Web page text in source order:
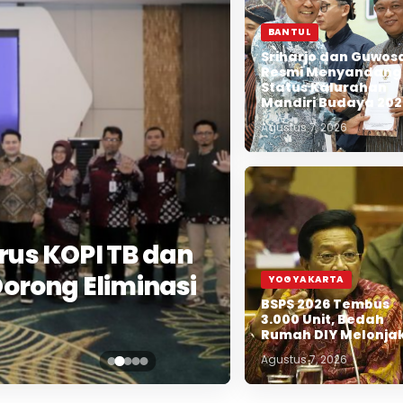
KOPI TB dan
Eliminasi
BANTUL
Sriharjo dan
Resmi Menyandang
Status Kalurahan
Mandiri Budaya
Agustus 7, 2026
YOGYAKARTA
BSPS 2026 Tembus
3.000 Unit, Bedah
Rumah DIY
Agustus 7, 2026